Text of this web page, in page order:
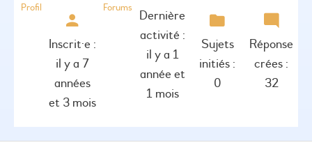
Profil
Inscrit·e :
il y a 7
années
et 3 mois
Forums
Dernière
activité :
il y a 1
année et
1 mois
Sujets
initiés :
0
Réponse
crées :
32